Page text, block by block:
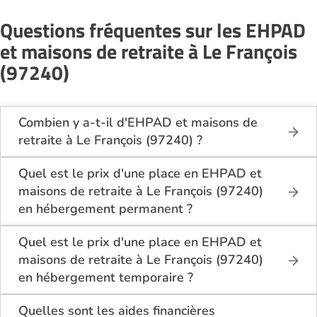
Questions fréquentes sur les EHPAD
et maisons de retraite à Le François
(97240)
Combien y a-t-il d'EHPAD et maisons de
retraite à Le François (97240) ?
Sur le site Logement-seniors.com, on recense
actuellement 2 EHPAD et maisons de retraite à Le
François (97240).
Quel est le prix d'une place en EHPAD et
maisons de retraite à Le François (97240)
en hébergement permanent ?
En hébergement permanent, le tarif minimum en
EHPAD et maisons de retraite à Le François
(97240) est de 2 490€ par mois pour une chambre
simple, et 2 490€ par mois pour une chambre
double.
Quel est le prix d'une place en EHPAD et
maisons de retraite à Le François (97240)
en hébergement temporaire ?
En hébergement temporaire, le tarif minimum en
EHPAD et maisons de retraite à Le François
Quelles sont les aides financières